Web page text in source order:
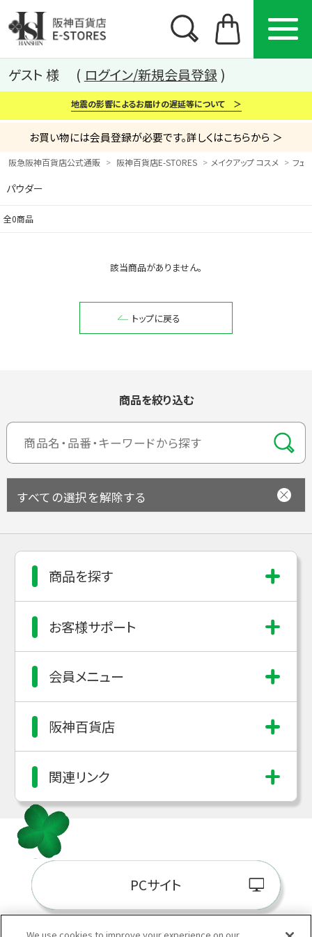
カテゴリー
閉じる
ゲスト 様 ログイン/新規会員登録
地震の影響によるお届けの遅延等について ＞
お買い物には会員登録が必要です。詳しくはこちらから ＞
阪急阪神百貨店公式通販 阪神百貨店E-STORES メイクアップ コスメ フェ
パウダー
全0商品
該当商品がありません。
トップに戻る
商品を絞り込む
すべての選択を解除する
商品を探す
お客様サポート
会員メニュー
阪神百貨店
関連リンク
PCサイト